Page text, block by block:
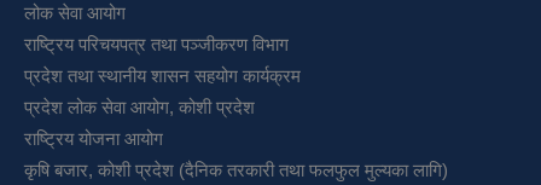
लोक सेवा आयोग
राष्ट्रिय परिचयपत्र तथा पञ्‍जीकरण विभाग
प्रदेश तथा स्थानीय शासन सहयोग कार्यक्रम
प्रदेश लोक सेवा आयोग, कोशी प्रदेश
राष्ट्रिय योजना आयोग
कृषि बजार, कोशी प्रदेश (दैनिक तरकारी तथा फलफुल मुल्यका लागि)